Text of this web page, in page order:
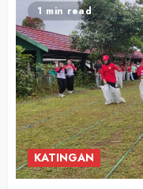
1 min read
KATINGAN